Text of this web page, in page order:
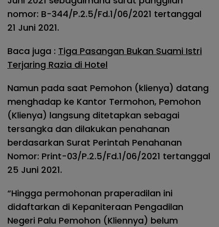
nomor: B-344/P.2.5/Fd.1/06/2021 tertanggal
21 Juni 2021.
Baca juga : Tiga Pasangan Bukan Suami Istri
Terjaring Razia di Hotel
Namun pada saat Pemohon (klienya) datang
menghadap ke Kantor Termohon, Pemohon
(Klienya) langsung ditetapkan sebagai
tersangka dan dilakukan penahanan
berdasarkan Surat Perintah Penahanan
Nomor: Print-03/P.2.5/Fd.1/06/2021 tertanggal
25 Juni 2021.
“Hingga permohonan praperadilan ini
didaftarkan di Kepaniteraan Pengadilan
Negeri Palu Pemohon (Kliennya) belum